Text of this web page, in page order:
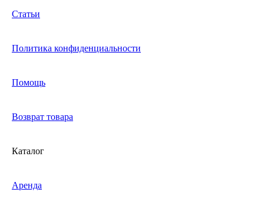
Статьи
Политика конфиденциальности
Помощь
Возврат товара
Каталог
Аренда